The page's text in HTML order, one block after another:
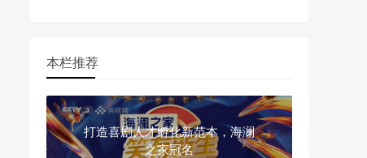
本栏推荐
打造喜剧人才孵化新范本，海澜
之家冠名